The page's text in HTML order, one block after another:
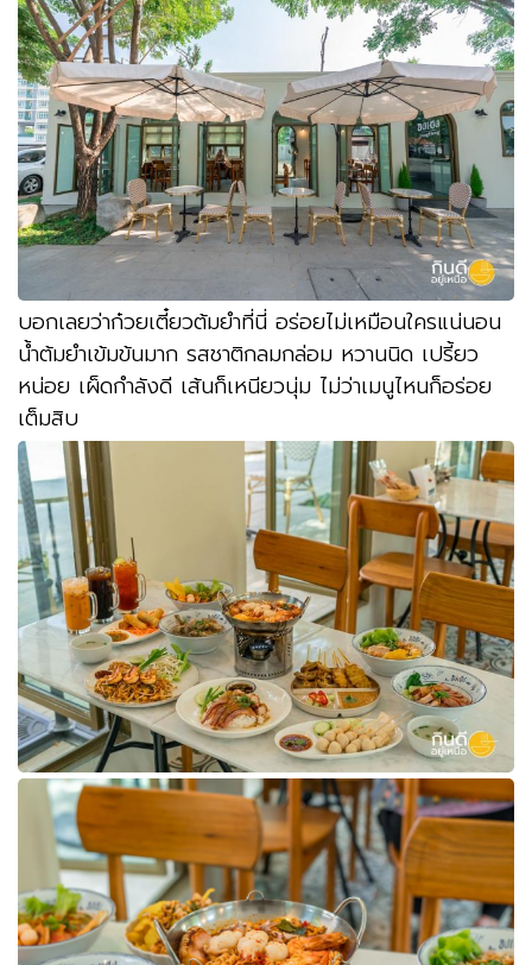
บอกเลยว่าก๋วยเตี๋ยวต้มยำที่นี่ อร่อยไม่เหมือนใครแน่นอน
น้ำต้มยำเข้มข้นมาก รสชาติกลมกล่อม หวานนิด เปรี้ยว
หน่อย เผ็ดกำลังดี เส้นก็เหนียวนุ่ม ไม่ว่าเมนูไหนก็อร่อย
เต็มสิบ